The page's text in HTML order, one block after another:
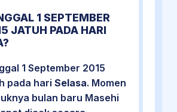
1 SEPTEMBER
JATUH PADA HARI
1 September 2015
pada hari Selasa. Momen
bulan baru Masehi